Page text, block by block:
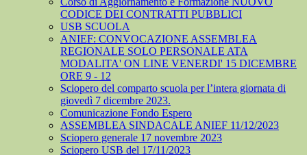
CODICE DEI CONTRATTI PUBBLICI
USB SCUOLA
ANIEF: CONVOCAZIONE ASSEMBLEA
REGIONALE SOLO PERSONALE ATA
MODALITA' ON LINE VENERDI' 15 DICEMBRE
ORE 9 - 12
Sciopero del comparto scuola per l’intera giornata di
giovedì 7 dicembre 2023.
Comunicazione Fondo Espero
ASSEMBLEA SINDACALE ANIEF 11/12/2023
Sciopero generale 17 novembre 2023
Sciopero USB del 17/11/2023